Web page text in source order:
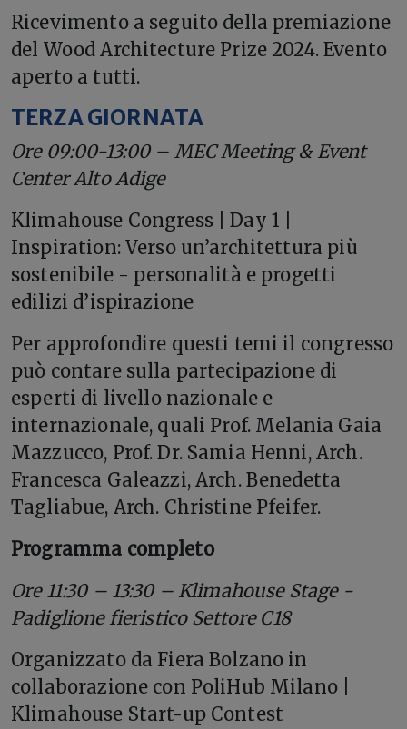
Ricevimento a seguito della premiazione
del Wood Architecture Prize 2024. Evento
aperto a tutti.
TERZA GIORNATA
Ore 09:00-13:00 – MEC Meeting & Event
Center Alto Adige
Klimahouse Congress | Day 1 |
Inspiration: Verso un’architettura più
sostenibile - personalità e progetti
edilizi d’ispirazione
Per approfondire questi temi il congresso
può contare sulla partecipazione di
esperti di livello nazionale e
internazionale, quali Prof. Melania Gaia
Mazzucco, Prof. Dr. Samia Henni, Arch.
Francesca Galeazzi, Arch. Benedetta
Tagliabue, Arch. Christine Pfeifer.
Programma completo
Ore 11:30 – 13:30 – Klimahouse Stage -
Padiglione fieristico Settore C18
Organizzato da Fiera Bolzano in
collaborazione con PoliHub Milano |
Klimahouse Start-up Contest